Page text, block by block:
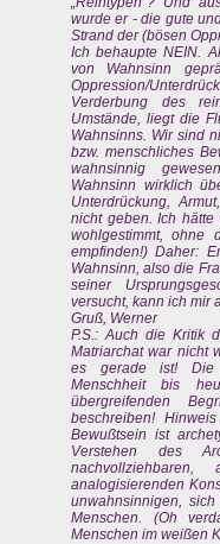
wurde er - die gute
Strand der (bösen
Ich behaupte NEIN.
von Wahnsinn
Oppression/
Verderbung des
Umstände, liegt die
Wahnsinns. Wir sind
bzw. menschliches
wahnsinnig
Wahnsinn wirklich
Unterdrückung,
nicht geben. Ich
wohlgestimmt, ohne
empfinden!) Daher:
Wahnsinn, also die
seiner
versucht, kann ich mir
Gruß, Werner
P.S.: Auch die Kritik
Matriarchat war nicht
es gerade ist! Die
Menschheit bis
übergreifenden
beschreiben!
Bewußtsein ist
Verstehen des
analogisierenden
unwahnsinnigen,
Menschen. (Oh
Menschen im weißen